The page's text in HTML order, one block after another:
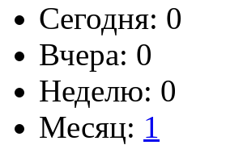
Сегодня: 0
Вчера: 0
Неделю: 0
Месяц: 1